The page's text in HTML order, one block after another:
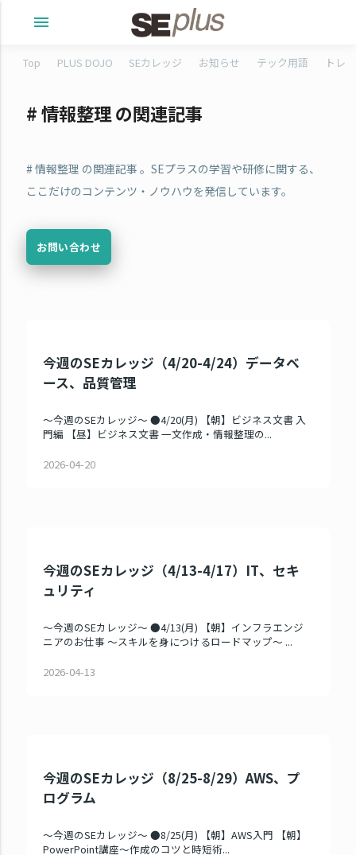
menu
Top PLUS DOJO SEカレッジ お知らせ テック用語 トレ
# 情報整理 の関連記事
# 情報整理 の関連記事 。SEプラスの学習や研修に関する、
ここだけのコンテンツ・ノウハウを発信しています。
お問い合わせ
今週のSEカレッジ（4/20-4/24）データベ
ース、品質管理
～今週のSEカレッジ～ ●4/20(月) 【朝】ビジネス文書 入
門編 【昼】ビジネス文書 一文作成・情報整理の...
2026-04-20
今週のSEカレッジ（4/13-4/17）IT、セキ
ュリティ
～今週のSEカレッジ～ ●4/13(月) 【朝】インフラエンジ
ニアのお仕事 ～スキルを身につけるロードマップ～ ...
2026-04-13
今週のSEカレッジ（8/25-8/29）AWS、プ
ログラム
～今週のSEカレッジ～ ●8/25(月) 【朝】AWS入門 【朝】
PowerPoint講座～作成のコツと時短術...